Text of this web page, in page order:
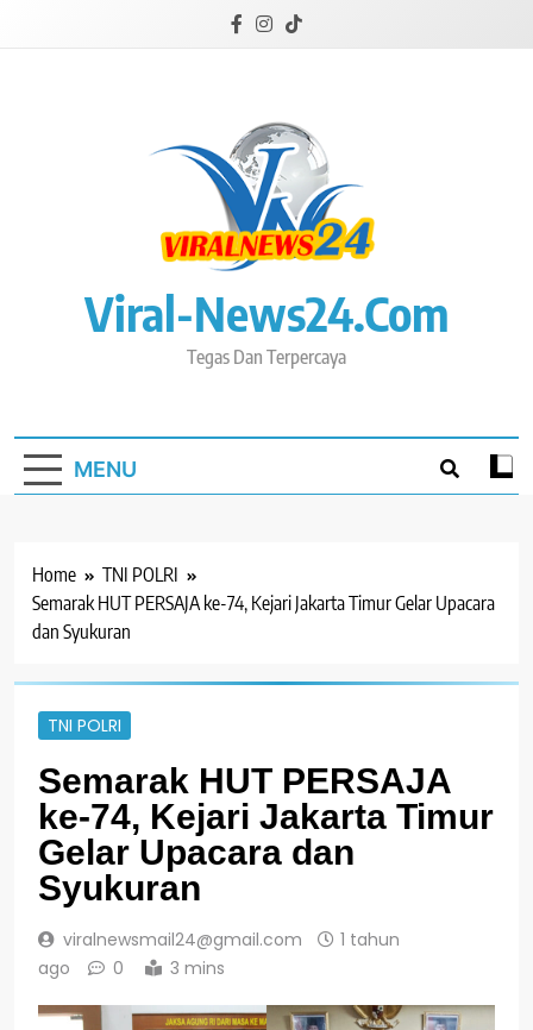
Viral-News24.com
Tegas Dan Terpercaya
MENU
Home
TNI POLRI
Semarak HUT PERSAJA ke-74, Kejari Jakarta Timur Gelar Upacara
dan Syukuran
TNI POLRI
Semarak HUT PERSAJA
ke-74, Kejari Jakarta Timur
Gelar Upacara dan
Syukuran
viralnewsmail24@gmail.com
1 tahun
ago
0 3 mins